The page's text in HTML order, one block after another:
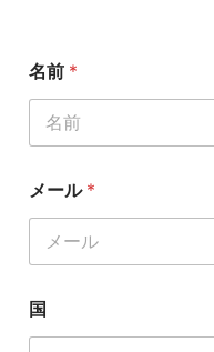
名前 *
メール *
国